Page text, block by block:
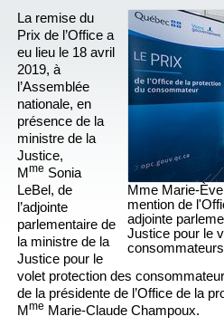
Mme Marie-
mention de
adjointe
Justice pour le
consommateurs
La remise du
Prix de l’Office a
eu lieu le 18 avril
2019, à
l’Assemblée
nationale, en
présence de la
ministre de la
Justice,
Mme Sonia
LeBel, de
l’adjointe
parlementaire de
la ministre de la
Justice pour le
volet protection des
de la présidente de l’Office de la
Mme Marie-Claude Champoux.